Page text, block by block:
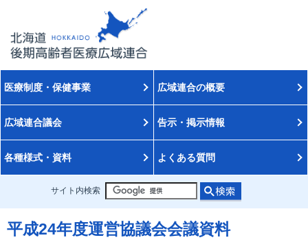
医療制度・保健事業 広域連合の概要
広域連合議会 告示・掲示情報
各種様式・資料 よくある質問
サイト内検索
平成24年度運営協議会会議資料